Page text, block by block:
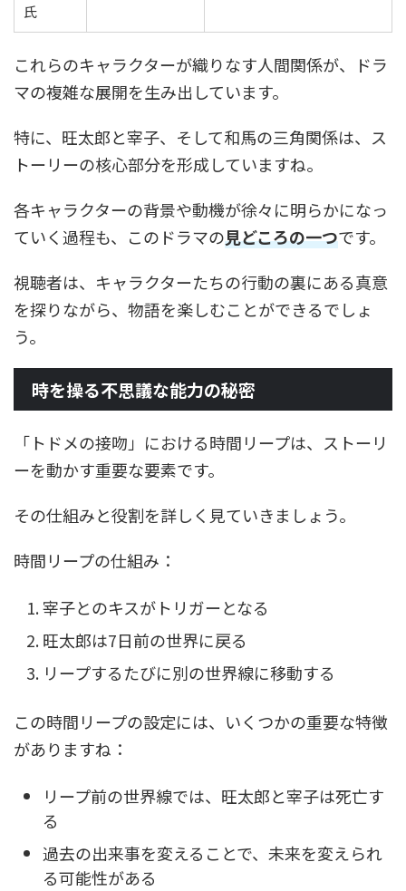
氏
これらのキャラクターが織りなす人間関係が、ドラ
マの複雑な展開を生み出しています。
特に、旺太郎と宰子、そして和馬の三角関係は、ス
トーリーの核心部分を形成していますね。
各キャラクターの背景や動機が徐々に明らかになっ
ていく過程も、このドラマの見どころの一つです。
視聴者は、キャラクターたちの行動の裏にある真意
を探りながら、物語を楽しむことができるでしょ
う。
時を操る不思議な能力の秘密
「トドメの接吻」における時間リープは、ストーリ
ーを動かす重要な要素です。
その仕組みと役割を詳しく見ていきましょう。
時間リープの仕組み：
宰子とのキスがトリガーとなる
旺太郎は7日前の世界に戻る
リープするたびに別の世界線に移動する
この時間リープの設定には、いくつかの重要な特徴
がありますね：
リープ前の世界線では、旺太郎と宰子は死亡す
る
過去の出来事を変えることで、未来を変えられ
る可能性がある